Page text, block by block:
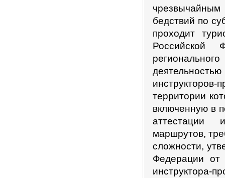
бедствий по
проходит
Российской
территории
включенную в
аттестации
маршрутов,
сложности,
Федерации от